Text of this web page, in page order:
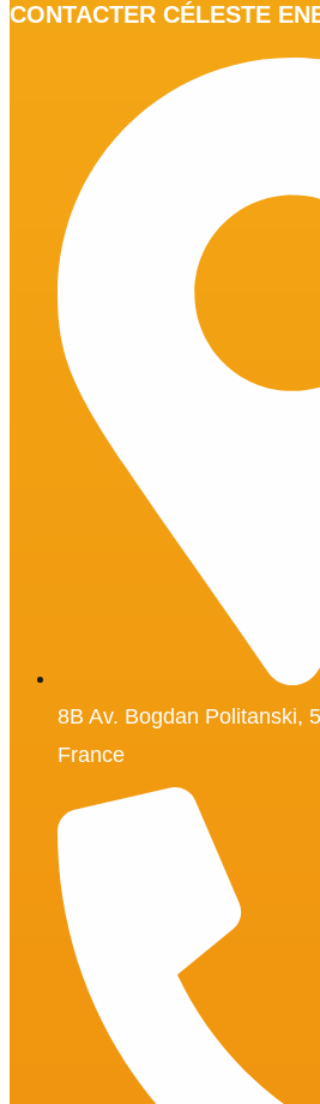
CONTACTER CÉLESTE
8B Av. Bogdan Politanski,
France